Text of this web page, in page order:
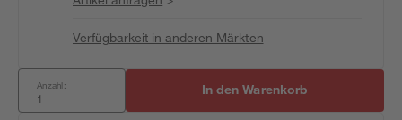
Verfügbarkeit in anderen Märkten
Anzahl: In den Warenkorb